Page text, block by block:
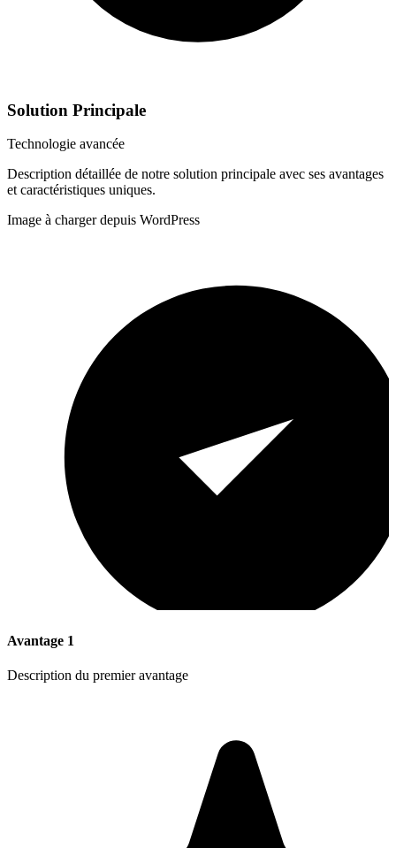
Solution Principale
Technologie avancée
Description détaillée de notre solution principale avec ses avantages
et caractéristiques uniques.
Image à charger depuis WordPress
Avantage 1
Description du premier avantage